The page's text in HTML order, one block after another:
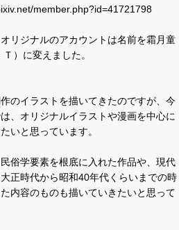
member.php?id=41721798
リジナルのアカウントは名前を霜月童
）に変えました。
のイラストを描いてきたのですが、今
、オリジナルイラストや漫画を中心に
いと思っています。
俗学要素を根底に入れた作品や、現代
正時代から昭和40年代くらいまでの時
内容のものも描いていきたいと思って